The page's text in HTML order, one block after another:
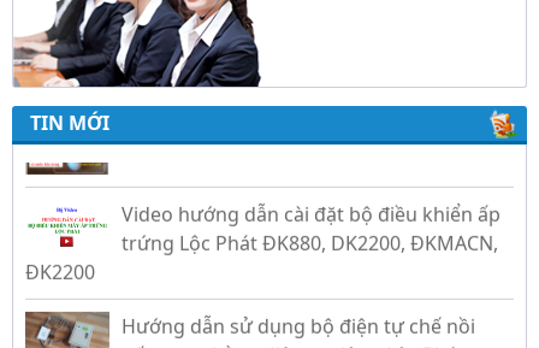
TIN MỚI
Trứng Giả Lộc Phát Có Nước - Giải Pháp Ấp
Hiệu Quả Cho Gà, Vịt, Bồ Câu
trứng Lộc Phát ĐK880, DK2200, ĐKMACN,
ĐK2200
nấu rượu bằng điện tự động Lộc Phát